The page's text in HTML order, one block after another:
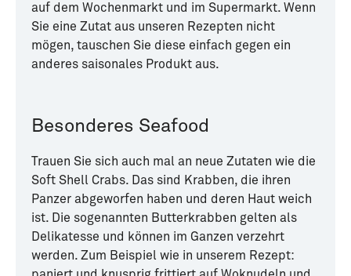
auf dem Wochenmarkt und im Supermarkt. Wenn
Sie eine Zutat aus unseren Rezepten nicht
mögen, tauschen Sie diese einfach gegen ein
anderes saisonales Produkt aus.
Besonderes Seafood
Trauen Sie sich auch mal an neue Zutaten wie die
Soft Shell Crabs. Das sind Krabben, die ihren
Panzer abgeworfen haben und deren Haut weich
ist. Die sogenannten Butterkrabben gelten als
Delikatesse und können im Ganzen verzehrt
werden. Zum Beispiel wie in unserem Rezept: